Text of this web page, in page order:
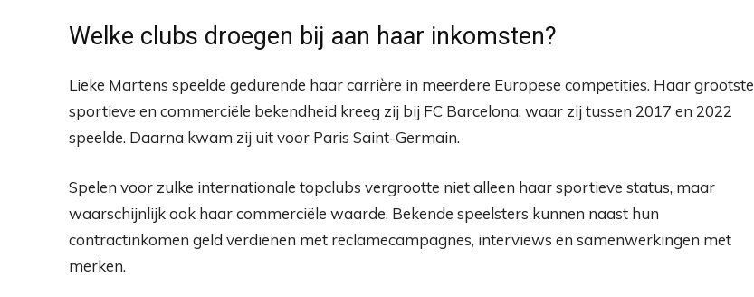
Welke clubs droegen bij aan haar inkomsten?
Lieke Martens speelde gedurende haar carrière in meerdere Europese competities. Haar grootste
sportieve en commerciële bekendheid kreeg zij bij FC Barcelona, waar zij tussen 2017 en 2022
speelde. Daarna kwam zij uit voor Paris Saint-Germain.
Spelen voor zulke internationale topclubs vergrootte niet alleen haar sportieve status, maar
waarschijnlijk ook haar commerciële waarde. Bekende speelsters kunnen naast hun
contractinkomen geld verdienen met reclamecampagnes, interviews en samenwerkingen met
merken.